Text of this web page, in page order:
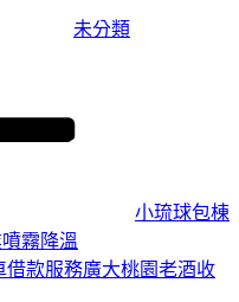
未分類
小琉球包棟
霧降溫
款服務廣大桃園老酒收